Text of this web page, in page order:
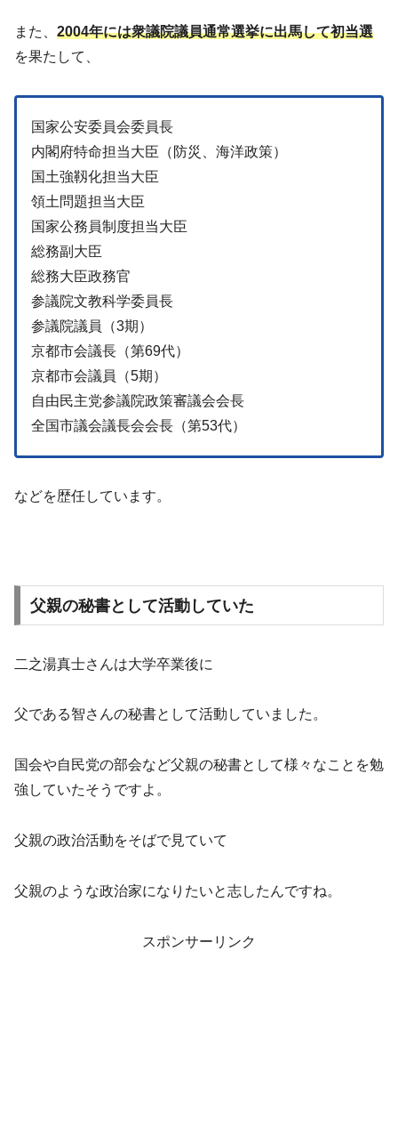
また、 2004年には衆議院議員通常選挙に出馬して初当選
を果たして、
国家公安委員会委員長
内閣府特命担当大臣（防災、海洋政策）
国土強靱化担当大臣
領土問題担当大臣
国家公務員制度担当大臣
総務副大臣
総務大臣政務官
参議院文教科学委員長
参議院議員（3期）
京都市会議長（第69代）
京都市会議員（5期）
自由民主党参議院政策審議会会長
全国市議会議長会会長（第53代）
などを歴任しています。
父親の秘書として活動していた
二之湯真士さんは大学卒業後に
父である智さんの秘書として活動していました。
国会や自民党の部会など父親の秘書として様々なことを勉
強していたそうですよ。
父親の政治活動をそばで見ていて
父親のような政治家になりたいと志したんですね。
スポンサーリンク